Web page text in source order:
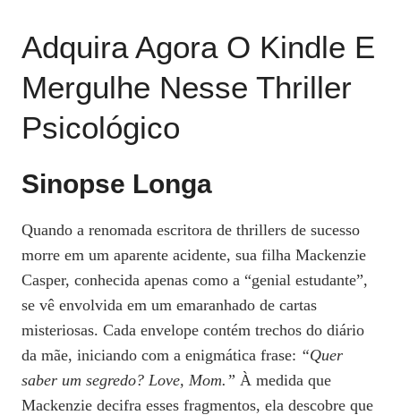
Adquira Agora O Kindle E
Mergulhe Nesse Thriller
Psicológico
Sinopse Longa
Quando a renomada escritora de thrillers de sucesso
morre em um aparente acidente, sua filha Mackenzie
Casper, conhecida apenas como a “genial estudante”,
se vê envolvida em um emaranhado de cartas
misteriosas. Cada envelope contém trechos do diário
da mãe, iniciando com a enigmática frase: “Quer
saber um segredo? Love, Mom.” À medida que
Mackenzie decifra esses fragmentos, ela descobre que